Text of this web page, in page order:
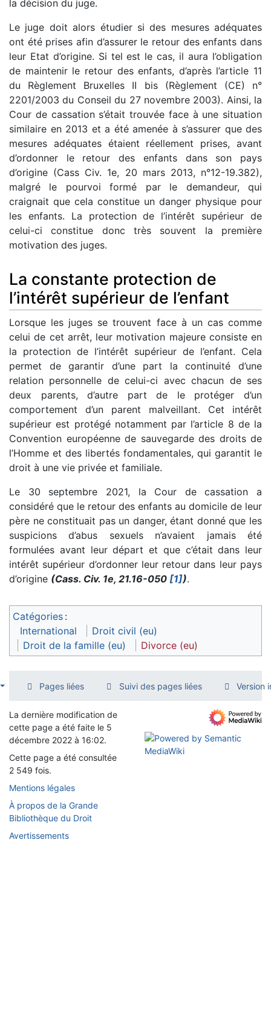
la décision du juge.
Le juge doit alors étudier si des mesures adéquates
ont été prises afin d’assurer le retour des enfants dans
leur Etat d’origine. Si tel est le cas, il aura l’obligation
de maintenir le retour des enfants, d’après l’article 11
du Règlement Bruxelles II bis (Règlement (CE) n°
2201/2003 du Conseil du 27 novembre 2003). Ainsi, la
Cour de cassation s’était trouvée face à une situation
similaire en 2013 et a été amenée à s’assurer que des
mesures adéquates étaient réellement prises, avant
d’ordonner le retour des enfants dans son pays
d’origine (Cass Civ. 1e, 20 mars 2013, n°12-19.382),
malgré le pourvoi formé par le demandeur, qui
craignait que cela constitue un danger physique pour
les enfants. La protection de l’intérêt supérieur de
celui-ci constitue donc très souvent la première
motivation des juges.
La constante protection de
l’intérêt supérieur de l’enfant
Lorsque les juges se trouvent face à un cas comme
celui de cet arrêt, leur motivation majeure consiste en
la protection de l’intérêt supérieur de l’enfant. Cela
permet de garantir d’une part la continuité d’une
relation personnelle de celui-ci avec chacun de ses
deux parents, d’autre part de le protéger d’un
comportement d’un parent malveillant. Cet intérêt
supérieur est protégé notamment par l’article 8 de la
Convention européenne de sauvegarde des droits de
l’Homme et des libertés fondamentales, qui garantit le
droit à une vie privée et familiale.
Le 30 septembre 2021, la Cour de cassation a
considéré que le retour des enfants au domicile de leur
père ne constituait pas un danger, étant donné que les
suspicions d’abus sexuels n’avaient jamais été
formulées avant leur départ et que c’était dans leur
intérêt supérieur d’ordonner leur retour dans leur pays
d’origine (Cass. Civ. 1e, 21.16-050 [1]).
Catégories :
International
Droit civil (eu)
Droit de la famille (eu)
Divorce (eu)
Pages liées Suivi des pages liées Version
La dernière modification de
cette page a été faite le 5
décembre 2022 à 16:02.
Cette page a été consultée
2 549 fois.
Mentions légales
À propos de la Grande
Bibliothèque du Droit
Avertissements